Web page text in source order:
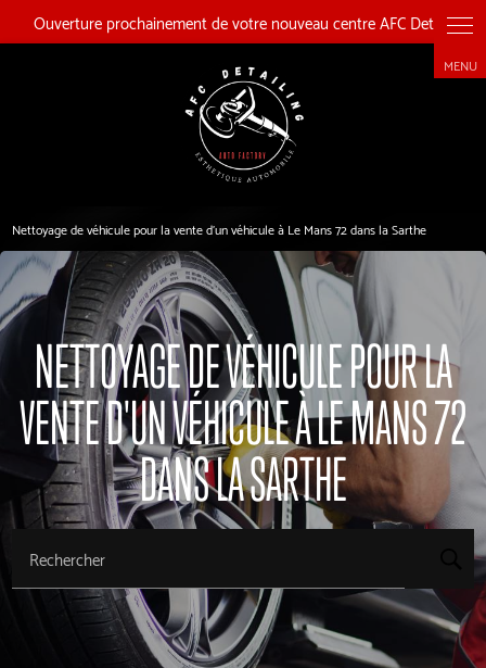
Nettoyage de véhicule pour la vente d'un véhicule à Le Mans 72 dans la Sarthe
NETTOYAGE DE VÉHICULE POUR LA
VENTE D'UN VÉHICULE À LE MANS 72
DANS LA SARTHE
Rechercher
Panneau de gestion des cookies